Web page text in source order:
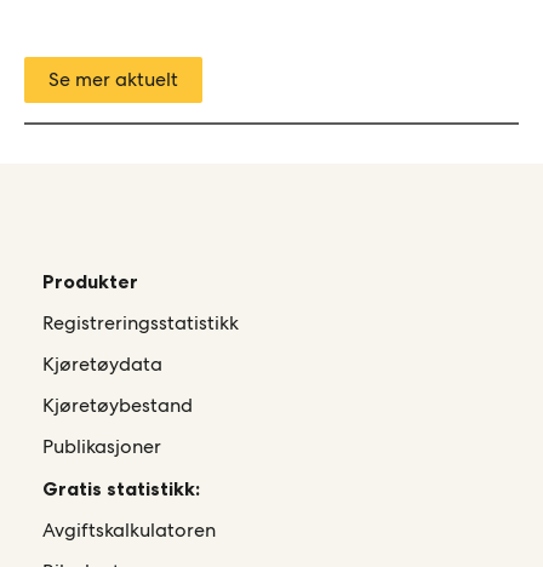
Se mer aktuelt
Produkter
Registreringsstatistikk
Kjøretøydata
Kjøretøybestand
Publikasjoner
Gratis statistikk:
Avgiftskalkulatoren